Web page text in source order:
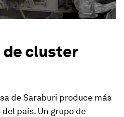
de cluster
de Saraburi produce más
país. Un grupo de